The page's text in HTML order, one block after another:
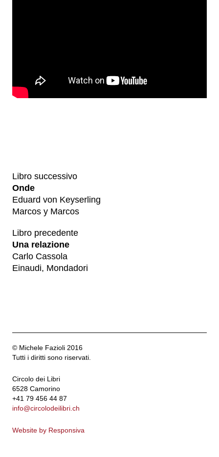
Libro successivo
Onde
Eduard von Keyserling
Marcos y Marcos
Libro precedente
Una relazione
Carlo Cassola
Einaudi, Mondadori
© Michele Fazioli 2016
Tutti i diritti sono riservati.
Circolo dei Libri
6528 Camorino
+41 79 456 44 87
info@circolodeilibri.ch
Website by Responsiva